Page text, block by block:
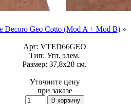
Decoro Geo Cotto (Mod A + Mod B)»
Арт: VTED66GEO
Тип: Угл. элем.
Размер: 37,8x20 см.
Уточните цену
при заказе